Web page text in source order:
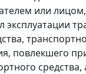
или
эксплуатации
повлекшего